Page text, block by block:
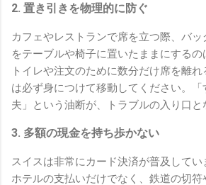
2. 置き引きを物理的に防ぐ
カフェやレストランで席を立つ際、バ
をテーブルや椅子に置いたままにするの
トイレや注文のために数分だけ席を離
は必ず身につけて移動してください。
夫」という油断が、トラブルの入り口と
3. 多額の現金を持ち歩かない
スイスは非常にカード決済が普及して
ホテルの支払いだけでなく、鉄道の切符